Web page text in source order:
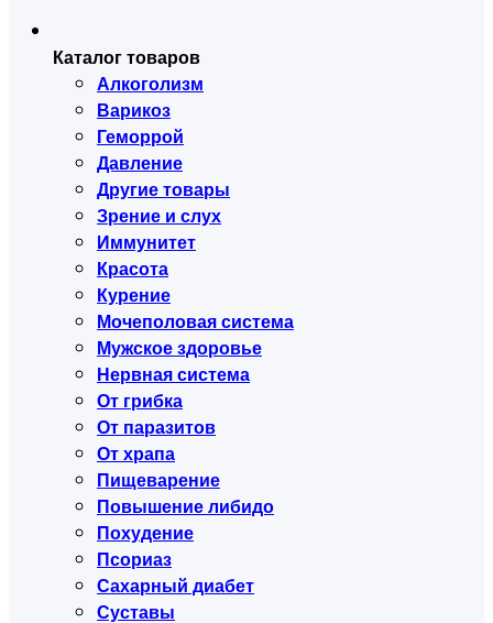
Каталог товаров
Алкоголизм
Варикоз
Геморрой
Давление
Другие товары
Зрение и слух
Иммунитет
Красота
Курение
Мочеполовая система
Мужское здоровье
Нервная система
От грибка
От паразитов
От храпа
Пищеварение
Повышение либидо
Похудение
Псориаз
Сахарный диабет
Суставы